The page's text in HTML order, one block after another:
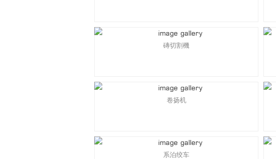
磚切割機
卷扬机
系泊绞车